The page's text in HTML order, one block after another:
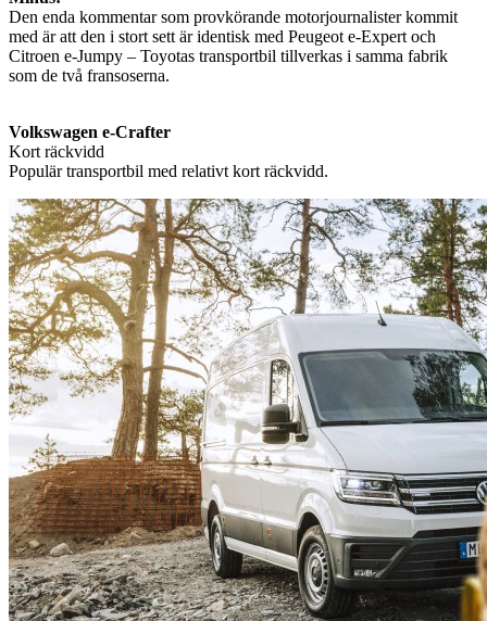
Den enda kommentar som provkörande motorjournalister kommit
med är att den i stort sett är identisk med Peugeot e-Expert och
Citroen e-Jumpy – Toyotas transportbil tillverkas i samma fabrik
som de två fransoserna.
Volkswagen e-Crafter
Kort räckvidd
Populär transportbil med relativt kort räckvidd.